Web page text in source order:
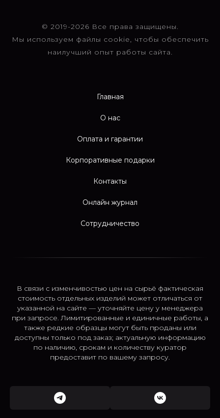
© 2019-2026 Все права защищены.
Мы используем файлы cookie, чтобы обеспечить
наилучший опыт работы сайта.
Главная
О нас
Оплата и гарантии
Корпоративные подарки
Контакты
Онлайн журнал
Сотрудничество
В связи с изменчивостью цен на сырьё фактическая
стоимость отдельных изделий может отличаться от
указанной на сайте — уточняйте цену у менеджера
при запросе. Лимитированные и единичные работы, а
также редкие образцы могут быть проданы или
доступны только под заказ; актуальную информацию
по наличию, срокам и количеству куратор
предоставит по вашему запросу.